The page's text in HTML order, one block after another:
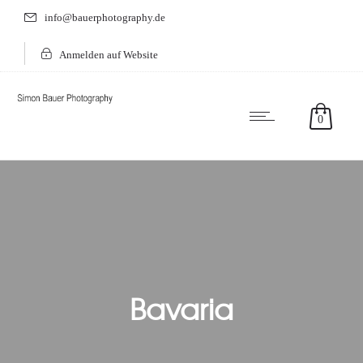
info@bauerphotography.de
Anmelden auf Website
0
Bavaria